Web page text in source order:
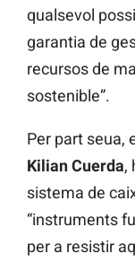
qualsevol
garantia de
recursos de
sostenible”.
Per part seua,
Kilian Cuerda,
sistema de
“instruments
per a resistir